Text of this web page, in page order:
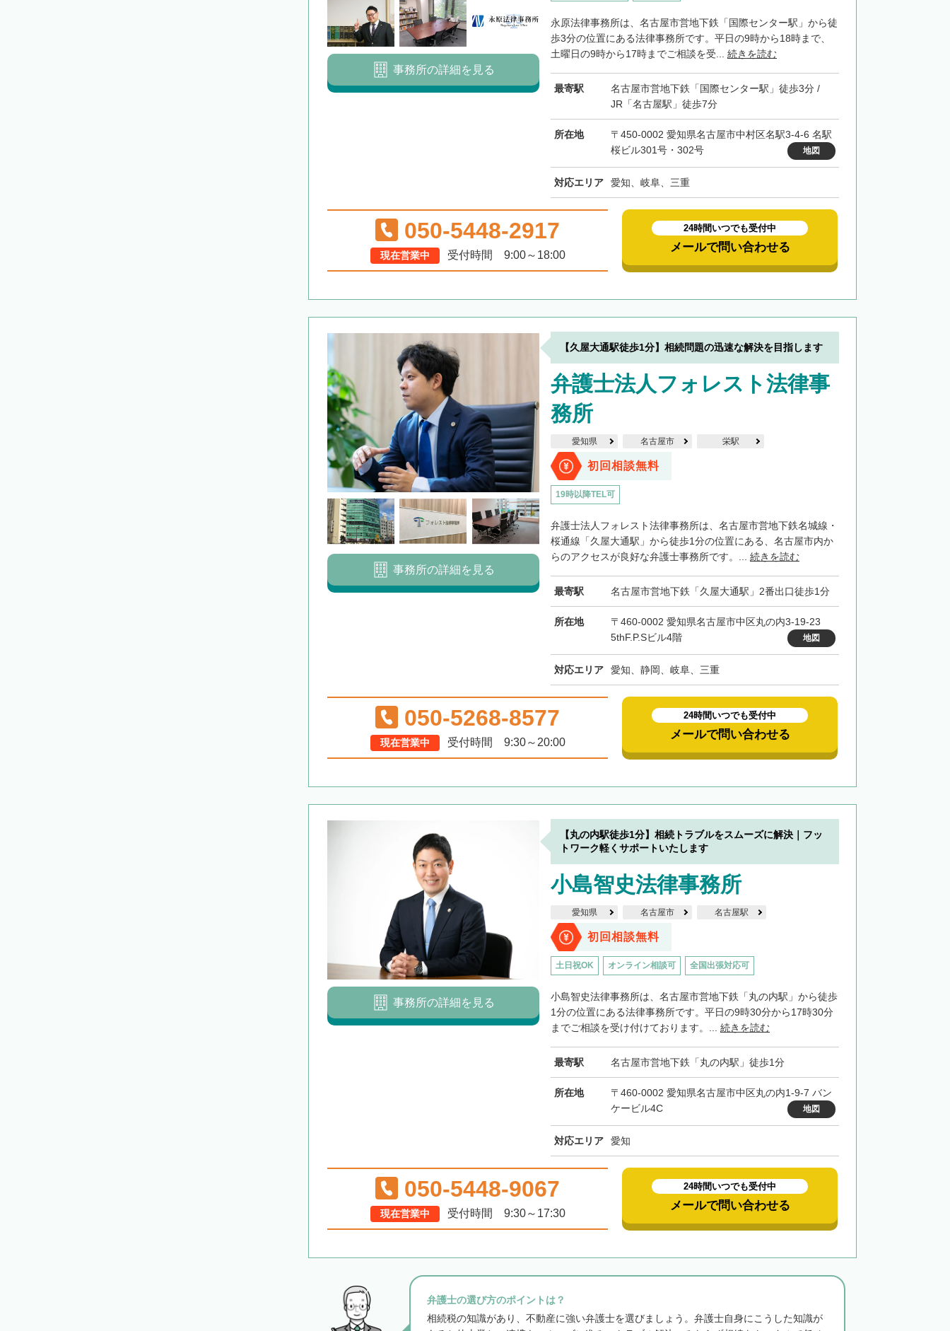
永原法律事務所は、名古屋市営地下鉄「国際センター駅」から徒
歩3分の位置にある法律事務所です。平日の9時から18時まで、
土曜日の9時から17時までご相談を受... 続きを読む
最寄駅
名古屋市営地下鉄「国際センター駅」徒歩3分 /
JR「名古屋駅」徒歩7分
所在地
〒450-0002 愛知県名古屋市中村区名駅3-4-6 名駅
桜ビル301号・302号
地図
対応エリア 愛知、岐阜、三重
事務所の詳細を見る
050-5448-2917
現在営業中 受付時間 9:00～18:00
24時間いつでも受付中
メールで問い合わせる
【久屋大通駅徒歩1分】相続問題の迅速な解決を目指します
弁護士法人フォレスト法律事
務所
愛知県 名古屋市 栄駅
初回相談無料
19時以降TEL可
弁護士法人フォレスト法律事務所は、名古屋市営地下鉄名城線・
桜通線「久屋大通駅」から徒歩1分の位置にある、名古屋市内か
らのアクセスが良好な弁護士事務所です。... 続きを読む
最寄駅 名古屋市営地下鉄「久屋大通駅」2番出口徒歩1分
所在地
〒460-0002 愛知県名古屋市中区丸の内3-19-23
5thF.P.Sビル4階
地図
対応エリア 愛知、静岡、岐阜、三重
事務所の詳細を見る
050-5268-8577
現在営業中 受付時間 9:30～20:00
24時間いつでも受付中
メールで問い合わせる
【丸の内駅徒歩1分】相続トラブルをスムーズに解決｜フッ
トワーク軽くサポートいたします
小島智史法律事務所
愛知県 名古屋市 名古屋駅
初回相談無料
土日祝OK オンライン相談可 全国出張対応可
小島智史法律事務所は、名古屋市営地下鉄「丸の内駅」から徒歩
1分の位置にある法律事務所です。平日の9時30分から17時30分
までご相談を受け付けております。... 続きを読む
最寄駅 名古屋市営地下鉄「丸の内駅」徒歩1分
所在地
〒460-0002 愛知県名古屋市中区丸の内1-9-7 バン
ケービル4C
地図
対応エリア 愛知
事務所の詳細を見る
050-5448-9067
現在営業中 受付時間 9:30～17:30
24時間いつでも受付中
メールで問い合わせる
弁護士の選び方のポイントは？
相続税の知識があり、不動産に強い弁護士を選びましょう。弁護士自身にこうした知識が